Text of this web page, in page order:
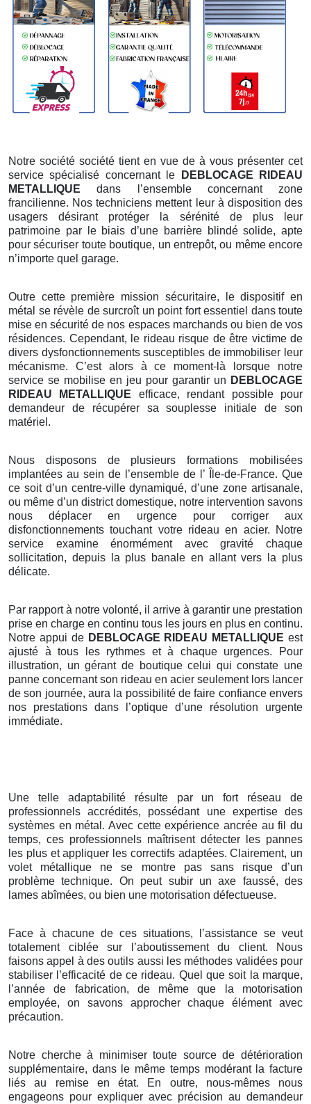
Notre société société tient en vue de à vous présenter cet
service spécialisé concernant le
DEBLOCAGE RIDEAU
METALLIQUE dans l’ensemble concernant zone
francilienne. Nos techniciens mettent leur à disposition des
usagers désirant protéger la sérénité de plus leur
patrimoine par le biais d’une barrière blindé solide, apte
pour sécuriser toute boutique, un entrepôt, ou même encore
n’importe quel garage.
Outre cette première mission sécuritaire, le dispositif en
métal se révèle de surcroît un point fort essentiel dans toute
mise en sécurité de nos espaces marchands ou bien de vos
résidences. Cependant, le rideau risque de être victime de
divers dysfonctionnements susceptibles de immobiliser leur
mécanisme. C’est alors à ce moment-là lorsque notre
service se mobilise en jeu pour garantir un DEBLOCAGE
RIDEAU METALLIQUE efficace, rendant possible pour
demandeur de récupérer sa souplesse initiale de son
matériel.
Nous disposons de plusieurs formations mobilisées
implantées au sein de l’ensemble de l’ Île-de-France. Que
ce soit d’un centre-ville dynamiqué, d’une zone artisanale,
ou même d’un district domestique, notre intervention savons
nous déplacer en urgence pour corriger aux
disfonctionnements touchant votre rideau en acier. Notre
service examine énormément avec gravité chaque
sollicitation, depuis la plus banale en allant vers la plus
délicate.
Par rapport à notre volonté, il arrive à garantir une prestation
prise en charge en continu tous les jours en plus en continu.
Notre appui de DEBLOCAGE RIDEAU METALLIQUE est
ajusté à tous les rythmes et à chaque urgences. Pour
illustration, un gérant de boutique celui qui constate une
panne concernant son rideau en acier seulement lors lancer
de son journée, aura la possibilité de faire confiance envers
nos prestations dans l’optique d’une résolution urgente
immédiate.
Une telle adaptabilité résulte par un fort réseau de
professionnels accrédités, possédant une expertise des
systèmes en métal. Avec cette expérience ancrée au fil du
temps, ces professionnels maîtrisent détecter les pannes
les plus et appliquer les correctifs adaptées. Clairement, un
volet métallique ne se montre pas sans risque d’un
problème technique. On peut subir un axe faussé, des
lames abîmées, ou bien une motorisation défectueuse.
Face à chacune de ces situations, l’assistance se veut
totalement ciblée sur l’aboutissement du client. Nous
faisons appel à des outils aussi les méthodes validées pour
stabiliser l’efficacité de ce rideau. Quel que soit la marque,
l’année de fabrication, de même que la motorisation
employée, on savons approcher chaque élément avec
précaution.
Notre cherche à minimiser toute source de détérioration
supplémentaire, dans le même temps modérant la facture
liés au remise en état. En outre, nous-mêmes nous
engageons pour expliquer avec précision au demandeur